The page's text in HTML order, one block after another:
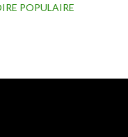
POPULAIRE